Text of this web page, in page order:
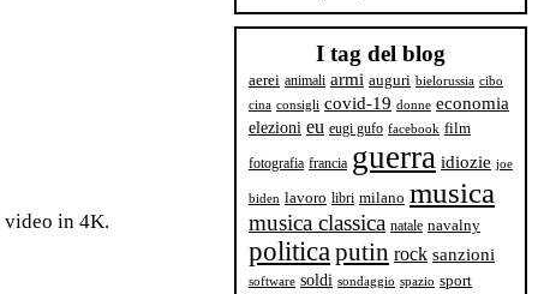
video in 4K.
I tag del blog
aerei animali armi auguri bielorussia cibo
cina consigli covid-19 donne economia
elezioni eu eugi gufo facebook film
fotografia francia guerra idiozie joe
biden lavoro libri milano musica
musica classica natale navalny
politicaputin rock sanzioni
software soldi sondaggio spazio sport